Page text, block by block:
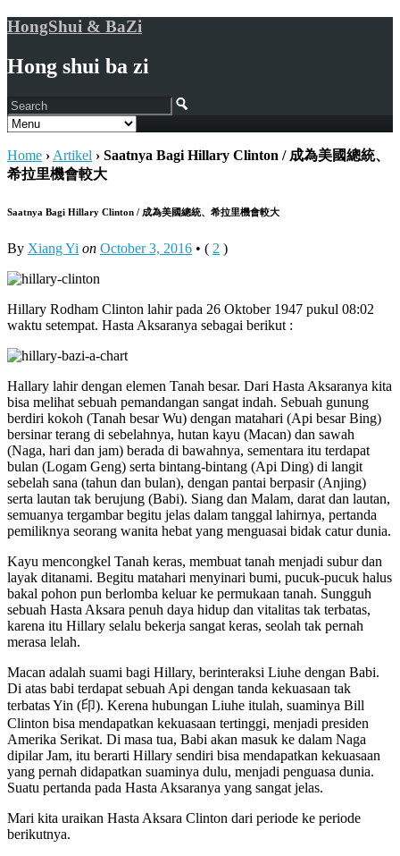
HongShui & BaZi
Hong shui ba zi
Home › Artikel › Saatnya Bagi Hillary Clinton / 成為美國總統、
希拉里機會較大
Saatnya Bagi Hillary Clinton / 成為美國總統、希拉里機會較大
By Xiang Yi on October 3, 2016 • ( 2 )
Hillary Rodham Clinton lahir pada 26 Oktober 1947 pukul 08:02
waktu setempat. Hasta Aksaranya sebagai berikut :
Hallary lahir dengan elemen Tanah besar. Dari Hasta Aksaranya kita
bisa melihat sebuah pemandangan sangat indah. Sebuah gunung
berdiri kokoh (Tanah besar Wu) dengan matahari (Api besar Bing)
bersinar terang di sebelahnya, hutan kayu (Macan) dan sawah
(Naga, hari dan jam) berada di bawahnya, sementara itu terdapat
bulan (Logam Geng) serta bintang-bintang (Api Ding) di langit
sebelah sana (tahun dan bulan), dengan pantai berpasir (Anjing)
serta lautan tak berujung (Babi). Siang dan Malam, darat dan lautan,
semuanya tergambar begitu jelas dalam tanggal lahirnya, pertanda
pemiliknya seorang wanita hebat yang menguasai bidak catur dunia.
Kayu mencongkel Tanah keras, membuat tanah menjadi subur dan
layak ditanami. Begitu matahari menyinari bumi, pucuk-pucuk halus
bakal pohon pun berlomba keluar ke permukaan tanah. Sungguh
sebuah Hasta Aksara penuh daya hidup dan vitalitas tak terbatas,
karena itu Hillary selalu bekerja sangat keras, seolah tak pernah
merasa lelah.
Macan adalah suami bagi Hillary, berinteraksi Liuhe dengan Babi.
Di atas babi terdapat sebuah Api dengan tanda kekuasaan tak
terbatas Yin (印). Kerena hubungan Liuhe itulah, suaminya Bill
Clinton bisa mendapatkan kekuasaan tertinggi, menjadi presiden
Amerika Serikat. Di masa tua, Babi akan masuk ke dalam Naga
dipilar Jam, itu berarti Hillary sendiri bisa mendapatkan kekuasaan
yang pernah didapatkan suaminya dulu, menjadi penguasa dunia.
Suatu pertanda pada Hasta Aksaranya yang sangat jelas.
Mari kita uraikan Hasta Aksara Clinton dari periode ke periode
berikutnya.